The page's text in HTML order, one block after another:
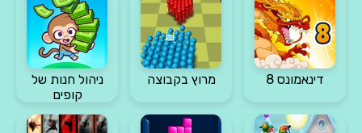
דינאמונס 8 מרוץ בקבוצה
ניהול חנות של
קופים